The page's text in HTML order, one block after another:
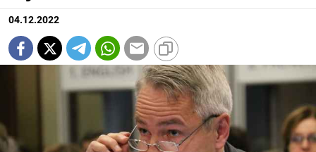
04.12.2022